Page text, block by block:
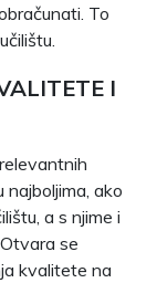
To
I
ako
a s njime i
se
kvalitete na